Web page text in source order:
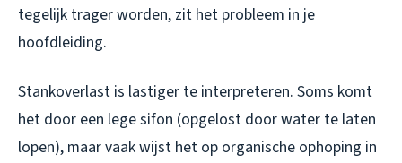
tegelijk trager worden, zit het probleem in je
hoofdleiding.
Stankoverlast is lastiger te interpreteren. Soms komt
het door een lege sifon (opgelost door water te laten
lopen), maar vaak wijst het op organische ophoping in